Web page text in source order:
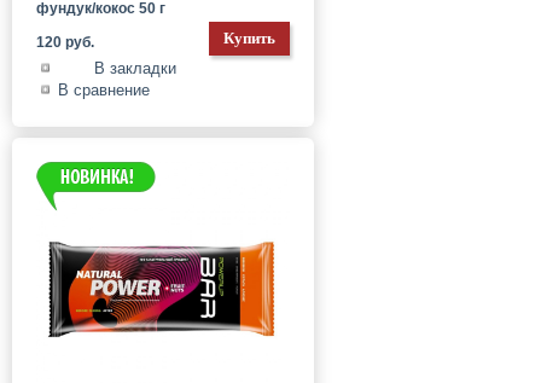
фундук/кокос 50 г
120 руб.
В закладки
В сравнение